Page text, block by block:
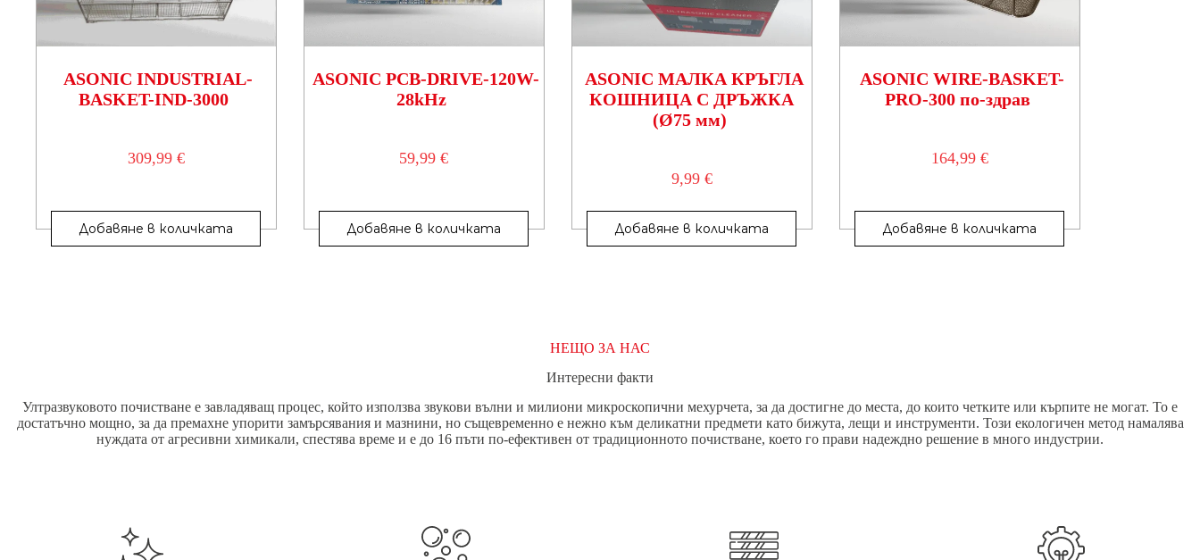
ASONIC INDUSTRIAL-
BASKET-IND-3000
309,99 €
Добавяне в количката
ASONIC PCB-DRIVE-120W-
28kHz
59,99€
Добавяне в количката
ASONIC МАЛКА КРЪГЛА
КОШНИЦА С ДРЪЖКА
(Ø75 мм)
9,99 €
Добавяне в количката
ASONIC WIRE-BASKET-
PRO-300 по-здрав
164,99 €
Добавяне в количката
НЕЩО ЗА НАС
Интересни факти
Ултразвуковото почистване е завладяващ процес, който използва звукови вълни и милиони микроскопични мехурчета, за да достигне до места, до които четките или кърпите не могат. То е
достатъчно мощно, за да премахне упорити замърсявания и мазнини, но същевременно е нежно към деликатни предмети като бижута, лещи и инструменти. Този екологичен метод намалява
нуждата от агресивни химикали, спестява време и е до 16 пъти по-ефективен от традиционното почистване, което го прави надеждно решение в много индустрии.